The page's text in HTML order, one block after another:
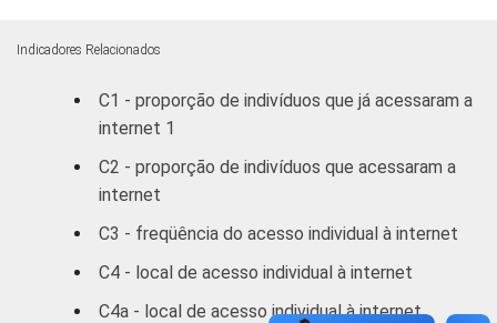
FAIXA
ETÁRIA
25 - 34 82
Indicadores Relacionados
C1 - proporção de indivíduos que já acessaram a
internet 1
C2 - proporção de indivíduos que acessaram a
internet
C3 - freqüência do acesso individual à internet
C4 - local de acesso individual à internet
C4a - local de acesso individual à internet